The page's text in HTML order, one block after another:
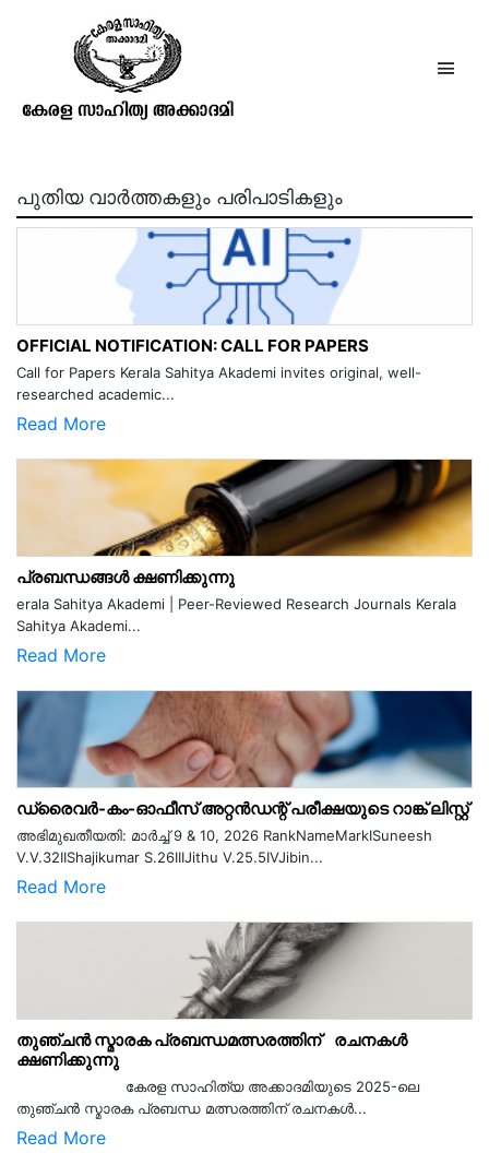
കുട്ടികൃഷ്ണമാരാർ
പുതിയ വാർത്തകളും പരിപാടികളും
OFFICIAL NOTIFICATION: CALL FOR PAPERS
Call for Papers Kerala Sahitya Akademi invites original, well-
researched academic...
Read More
പ്രബന്ധങ്ങൾ ക്ഷണിക്കുന്നു
erala Sahitya Akademi | Peer-Reviewed Research Journals Kerala
Sahitya Akademi...
Read More
ഡ്രൈവർ-കം-ഓഫീസ് അറ്റൻഡന്റ് പരീക്ഷയുടെ റാങ്ക് ലിസ്റ്റ്
അഭിമുഖതീയതി: മാർച്ച് 9 & 10, 2026 RankNameMarkISuneesh
V.V.32IIShajikumar S.26IIIJithu V.25.5IVJibin...
Read More
തുഞ്ചൻ സ്മാരക പ്രബന്ധമത്സരത്തിന് രചനകൾ
ക്ഷണിക്കുന്നു
കേരള സാഹിത്യ അക്കാദമിയുടെ 2025-ലെ
തുഞ്ചൻ സ്മാരക പ്രബന്ധ മത്സരത്തിന് രചനകൾ...
Read More